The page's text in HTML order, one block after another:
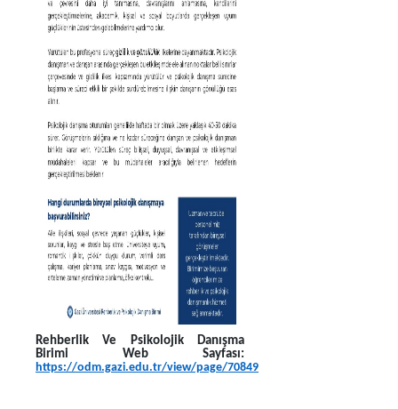
Rehberlik Ve Psikolojik Danışma
Birimi Web Sayfası:
https://odm.gazi.edu.tr/view/page/70849